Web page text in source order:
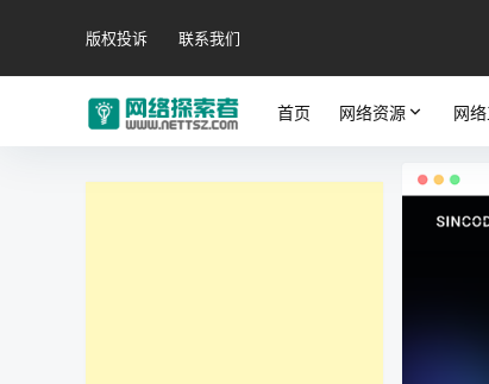
版权投诉 联系我们
首页 网络资源 网